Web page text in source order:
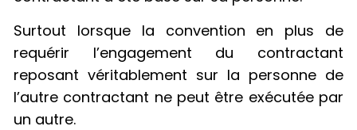
Surtout lorsque la convention en plus de
requérir l’engagement du contractant
reposant véritablement sur la personne de
l’autre contractant ne peut être exécutée par
un autre.